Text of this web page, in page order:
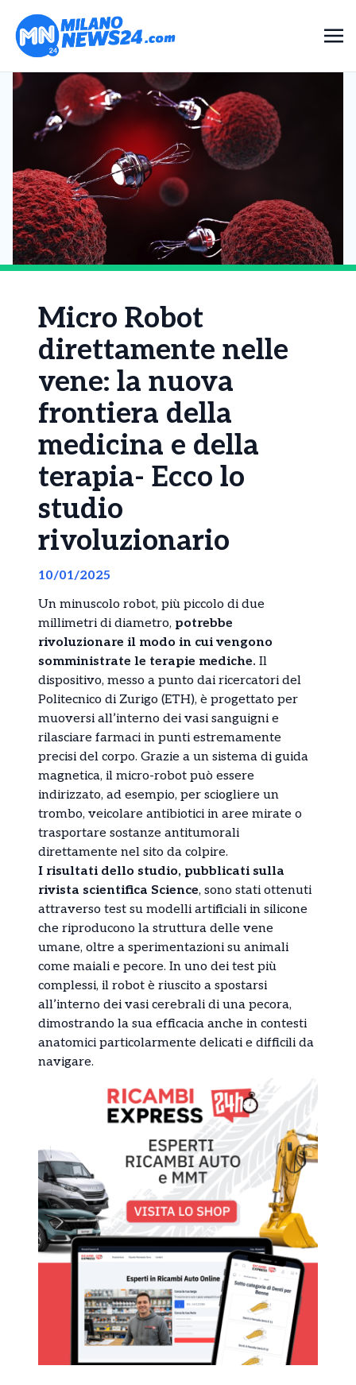
Micro Robot
direttamente nelle
vene: la nuova
frontiera della
medicina e della
terapia- Ecco lo
studio
rivoluzionario
10/01/2025
Un minuscolo robot, più piccolo di due
millimetri di diametro, potrebbe
rivoluzionare il modo in cui vengono
somministrate le terapie mediche. Il
dispositivo, messo a punto dai ricercatori del
Politecnico di Zurigo (ETH), è progettato per
muoversi all’interno dei vasi sanguigni e
rilasciare farmaci in punti estremamente
precisi del corpo. Grazie a un sistema di guida
magnetica, il micro-robot può essere
indirizzato, ad esempio, per sciogliere un
trombo, veicolare antibiotici in aree mirate o
trasportare sostanze antitumorali
direttamente nel sito da colpire.
I risultati dello studio, pubblicati sulla
rivista scientifica Science, sono stati ottenuti
attraverso test su modelli artificiali in silicone
che riproducono la struttura delle vene
umane, oltre a sperimentazioni su animali
come maiali e pecore. In uno dei test più
complessi, il robot è riuscito a spostarsi
all’interno dei vasi cerebrali di una pecora,
dimostrando la sua efficacia anche in contesti
anatomici particolarmente delicati e difficili da
navigare.